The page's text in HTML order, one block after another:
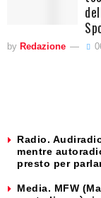
by Redazione
Radio.
mentre
presto per
Media. MFW